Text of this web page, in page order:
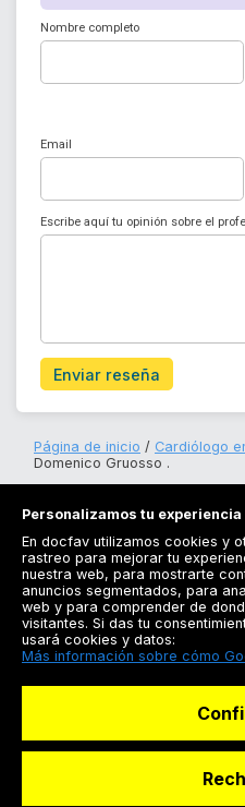
Nombre completo
Email
Escribe aquí tu opinión sobre el
Enviar reseña
Página de inicio
Cardiólogo
Domenico Gruosso .
Docfav
Personalizamos tu experiencia
En docfav utilizamos cookies y
rastreo para mejorar tu
nuestra web, para mostrarte
anuncios segmentados, para
web y para comprender de
visitantes. Si das tu
usará cookies y datos:
Más información sobre cómo